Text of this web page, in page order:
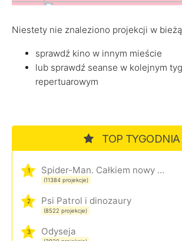
Niestety nie znaleziono projekcji w
sprawdź kino w innym mieście
lub sprawdź seanse w kolejnym
repertuarowym
TOP TYGODNIA
1 Spider-Man. Całkiem nowy dzień
(11384 projekcje)
2 Psi Patrol i dinozaury
(8522 projekcje)
3 Odyseja